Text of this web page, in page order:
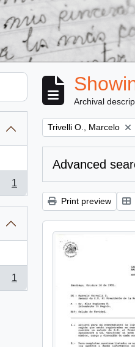
1
1
Archival
Remove filter:
Trivelli O., Marcelo
Advanced
Print preview